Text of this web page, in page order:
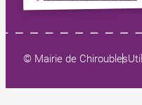
© Mairie de Chiroubles